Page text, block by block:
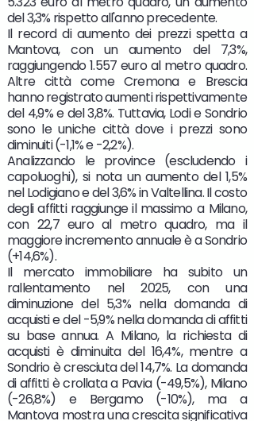
del 3,3% rispetto all'anno precedente.
Il record di aumento dei prezzi spetta a
Mantova, con un aumento del 7,3%,
raggiungendo 1.557 euro al metro quadro.
Altre città come Cremona e Brescia
hanno registrato aumenti rispettivamente
del 4,9% e del 3,8%. Tuttavia, Lodi e Sondrio
sono le uniche città dove i prezzi sono
diminuiti (-1,1% e -2,2%).
Analizzando le province (escludendo i
capoluoghi), si nota un aumento del 1,5%
nel Lodigiano e del 3,6% in Valtellina. Il costo
degli affitti raggiunge il massimo a Milano,
con 22,7 euro al metro quadro, ma il
maggiore incremento annuale è a Sondrio
(+14,6%).
Il mercato immobiliare ha subito un
rallentamento nel 2025, con una
diminuzione del 5,3% nella domanda di
acquisti e del -5,9% nella domanda di affitti
su base annua. A Milano, la richiesta di
acquisti è diminuita del 16,4%, mentre a
Sondrio è cresciuta del 14,7%. La domanda
di affitti è crollata a Pavia (-49,5%), Milano
(-26,8%) e Bergamo (-10%), ma a
Mantova mostra una crescita significativa